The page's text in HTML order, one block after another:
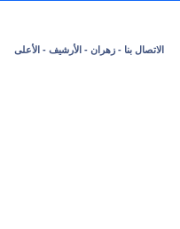
الاتصال بنا- زهران - الأرشيف -الأعلى